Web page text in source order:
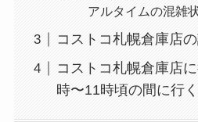
アルタイムの混雑
コストコ札幌倉庫店
コストコ札幌倉庫店
時〜11時頃の間に行